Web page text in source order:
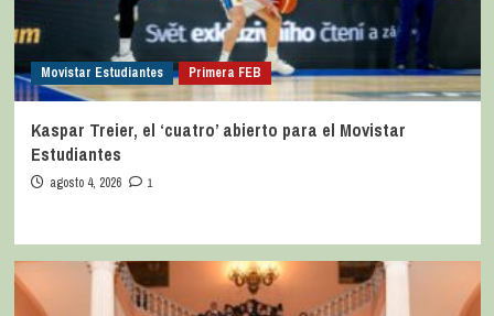
Movistar Estudiantes Primera FEB
Kaspar Treier, el ‘cuatro’ abierto para el Movistar
Estudiantes
agosto 4, 2026 1